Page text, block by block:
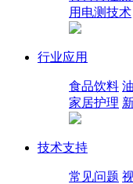
用电测技术
行业应用
食品饮料
家居护理
技术支持
常见问题